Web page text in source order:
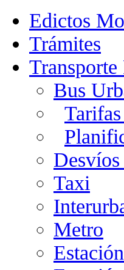
Edictos
Trámites
Bus
Taxi
Metro